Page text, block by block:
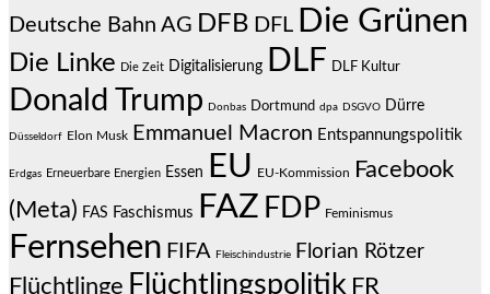
Deutsche Bahn AG DFB DFL Die Grünen
Die Linke Die Zeit Digitalisierung DLF DLF Kultur
Donald Trump Donbas Dortmund dpa DSGVO Dürre
Düsseldorf Elon Musk Emmanuel Macron Entspannungspolitik
Erdgas Erneuerbare Energien Essen EU EU-Kommission
Facebook
(Meta) FAS Faschismus FAZ FDP Feminismus
Fernsehen FIFA Fleischindustrie Florian Rötzer
Flüchtlinge Flüchtlingspolitik FR